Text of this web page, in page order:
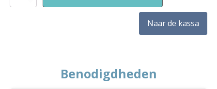
Naar de kassa
Benodigdheden